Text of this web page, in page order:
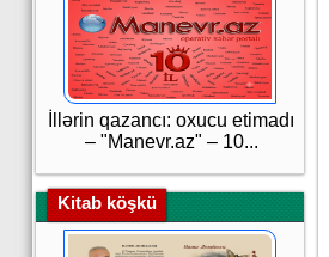
İllərin qazancı: oxucu etimadı
– "Manevr.az" – 10...
Kitab köşkü